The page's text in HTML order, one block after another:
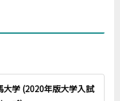
大学 (2020年版大学入試